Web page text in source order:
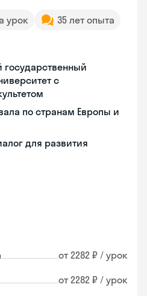
урок
35 лет опыта
с
по странам Европы и
для развития
от 2282 ₽ / урок
от 2282 ₽ / урок